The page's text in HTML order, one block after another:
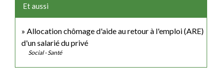
Et aussi
Allocation chômage d'aide au retour à l'emploi (ARE)
d'un salarié du privé
Social - Santé